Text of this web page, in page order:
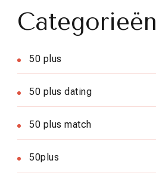
Categorieën
50 plus
50 plus dating
50 plus match
50plus